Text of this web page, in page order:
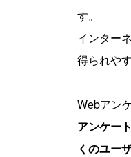
す。
インター
得られや
Webアン
アンケー
くのユー